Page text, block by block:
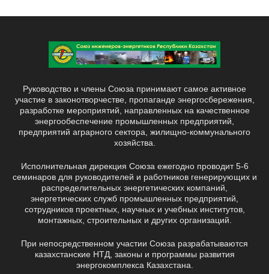
Руководство и члены Союза принимают самое активное
участие в законотворчестве, пропаганде энергосбережения,
разработке мероприятий, направленных на качественное
энергообеспечение промышленных предприятий,
предприятий аграрного сектора, жилищно-коммунального
хозяйства.
Исполнительная дирекция Союза ежегодно проводит 5-6
семинаров для руководителей и работников генерирующих и
распределительных энергетических компаний,
энергетических служб промышленных предприятий,
сотрудников проектных, научных и учебных институтов,
монтажных, строительных и других организаций.
При непосредственном участии Союза разрабатываются
казахстанские НТД, законы и программы развития
энергокомплекса Казахстана.